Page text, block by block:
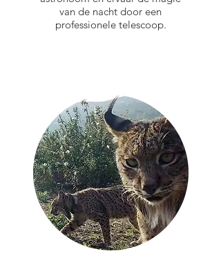
van de nacht door een
professionele telescoop.